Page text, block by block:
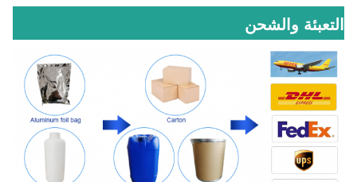
التعبئة والشحن